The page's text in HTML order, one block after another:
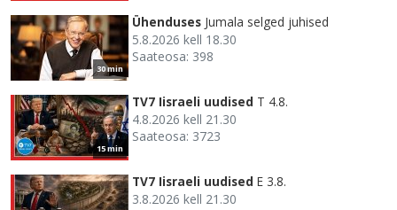
30 min
Ühenduses Jumala selged juhised
5.8.2026 kell 18.30
Saateosa: 398
15 min
TV7 Iisraeli uudised T 4.8.
4.8.2026 kell 21.30
Saateosa: 3723
TV7 Iisraeli uudised E 3.8.
3.8.2026 kell 21.30